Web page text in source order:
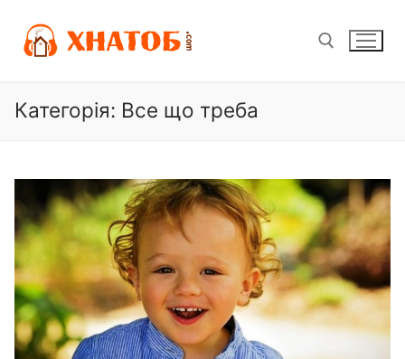
вмісту
Пошук:
Категорія: Все що треба